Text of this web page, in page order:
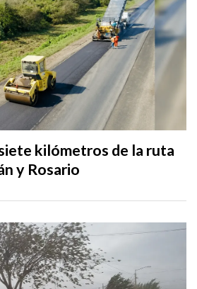
kilómetros de la ruta
y Rosario